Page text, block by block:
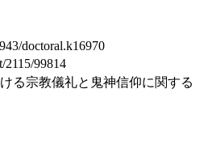
doctoral.k16970
2115/99814
る宗教儀礼と鬼神信仰に関する